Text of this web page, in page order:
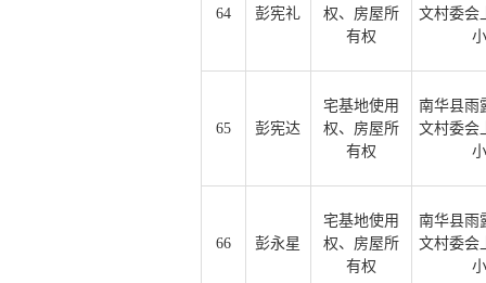
64 彭宪礼
权、房屋所
有权
文村委会
65 彭宪达
宅基地使用
权、房屋所
有权
南华县雨
文村委会
66 彭永星
宅基地使用
权、房屋所
有权
南华县雨
文村委会